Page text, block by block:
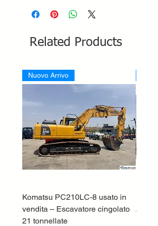
Related Products
Nuovo Arrivo
Komatsu PC210LC-8 usato in
vendita – Escavatore cingolato
21 tonnellate
Price